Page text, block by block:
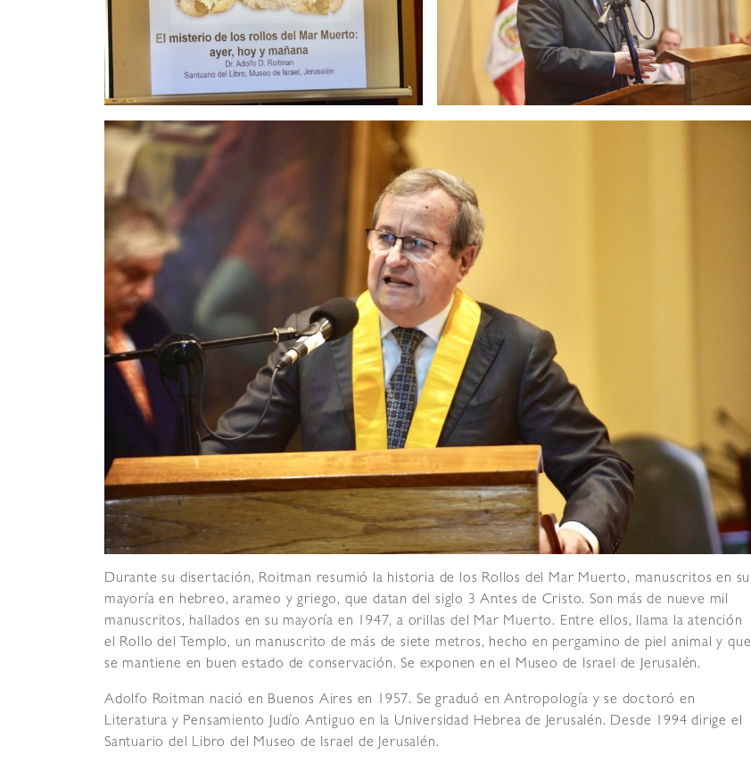
Durante su disertación, Roitman resumió la historia de los Rollos del Mar Muerto, manuscritos en su
mayoría en hebreo, arameo y griego, que datan del siglo 3 Antes de Cristo. Son más de nueve mil
manuscritos, hallados en su mayoría en 1947, a orillas del Mar Muerto. Entre ellos, llama la atención
el Rollo del Templo, un manuscrito de más de siete metros, hecho en pergamino de piel animal y que
se mantiene en buen estado de conservación. Se exponen en el Museo de Israel de Jerusalén.
Adolfo Roitman nació en Buenos Aires en 1957. Se graduó en Antropología y se doctoró en
Literatura y Pensamiento Judío Antiguo en la Universidad Hebrea de Jerusalén. Desde 1994 dirige el
Santuario del Libro del Museo de Israel de Jerusalén.